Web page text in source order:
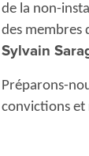
de la non-
des membres
Sylvain
Préparons-
convictions